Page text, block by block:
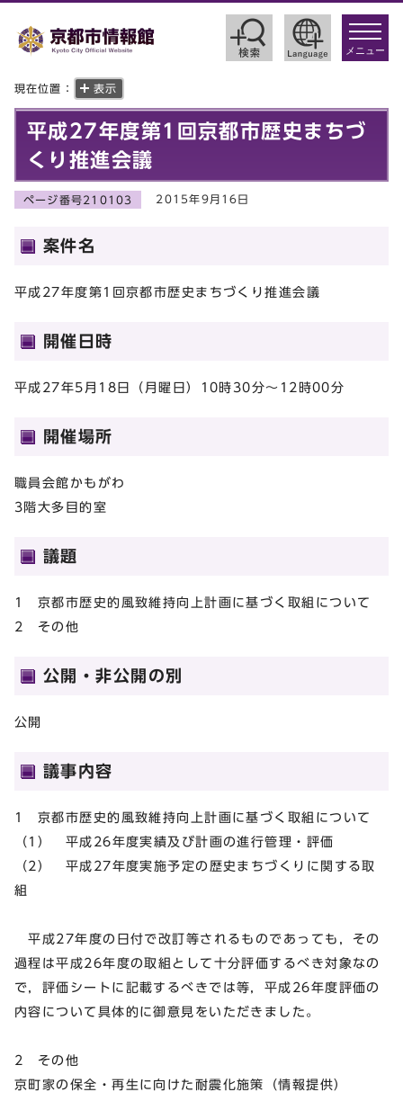
toggle
メニュー
現在位置： 表示
平成27年度第1回京都市歴史まちづ
くり推進会議
ページ番号210103 2015年9月16日
案件名
平成27年度第1回京都市歴史まちづくり推進会議
開催日時
平成27年5月18日（月曜日）10時30分～12時00分
開催場所
職員会館かもがわ
3階大多目的室
議題
1 京都市歴史的風致維持向上計画に基づく取組について
2 その他
公開・非公開の別
公開
議事内容
1 京都市歴史的風致維持向上計画に基づく取組について
（1） 平成26年度実績及び計画の進行管理・評価
（2） 平成27年度実施予定の歴史まちづくりに関する取
組
平成27年度の日付で改訂等されるものであっても，その
過程は平成26年度の取組として十分評価するべき対象なの
で，評価シートに記載するべきでは等，平成26年度評価の
内容について具体的に御意見をいただきました。
2 その他
京町家の保全・再生に向けた耐震化施策（情報提供）